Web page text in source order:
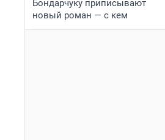
Бондарчуку приписывают
новый роман — с кем